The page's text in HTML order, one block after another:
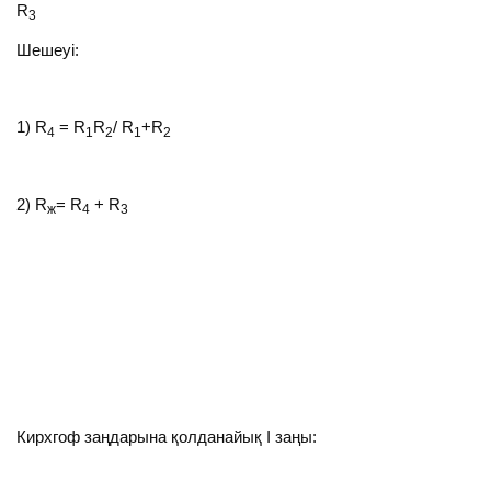
R3
Шешеуі:
1) R4 = R1 R2/ R1+R2
2) Rж= R4 + R3
Кирхгоф заңдарына қолданайық I заңы: